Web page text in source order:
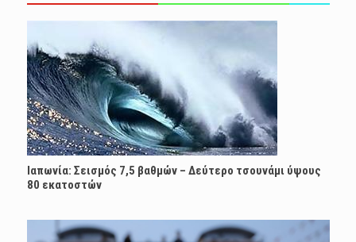
Ιαπωνία: Σεισμός 7,5 βαθμών – Δεύτερο τσουνάμι ύψους
80 εκατοστών